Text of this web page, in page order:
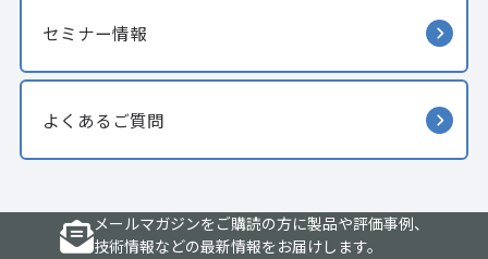
セミナー情報
よくあるご質問
メールマガジンをご購読の方に製品や評価事例、
技術情報などの最新情報をお届けします。